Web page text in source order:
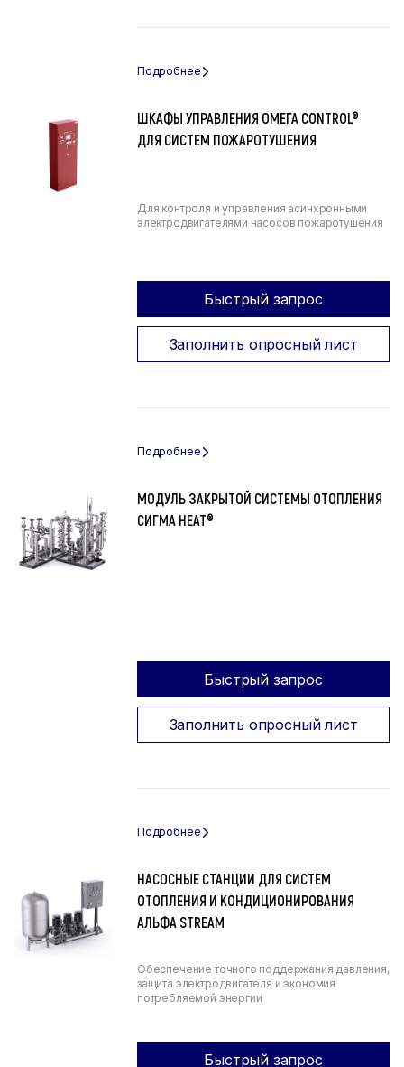
ШКАФЫ УПРАВЛЕНИЯ ОМЕГА CONTROL®
ДЛЯ СИСТЕМ ПОЖАРОТУШЕНИЯ
Для контроля и управления асинхронными
электродвигателями насосов пожаротушения
Быстрый запрос
Заполнить опросный лист
МОДУЛЬ ЗАКРЫТОЙ СИСТЕМЫ ОТОПЛЕНИЯ
СИГМА HEAT®
Быстрый запрос
Заполнить опросный лист
НАСОСНЫЕ СТАНЦИИ ДЛЯ СИСТЕМ
ОТОПЛЕНИЯ И КОНДИЦИОНИРОВАНИЯ
АЛЬФА STREAM
Обеспечение точного поддержания давления,
защита электродвигателя и экономия
потребляемой энергии
Быстрый запрос